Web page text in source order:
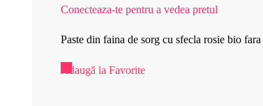
Conecteaza-te pentru a vedea pretul
Paste din faina de sorg cu sfecla rosie bio
Adaugă la Favorite